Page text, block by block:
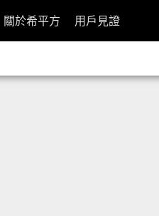
關於希平方 用戶見證